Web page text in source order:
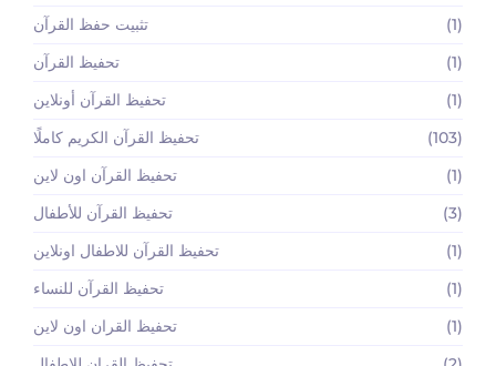
تثبيت حفظ القرآن
(1)
تحفيظ القرآن
(1)
تحفيظ القرآن أونلاين
(1)
تحفيظ القرآن الكريم كاملًا
(103)
تحفيظ القرآن اون لاين
(1)
تحفيظ القرآن للأطفال
(3)
تحفيظ القرآن للاطفال اونلاين
(1)
تحفيظ القرآن للنساء
(1)
تحفيظ القران اون لاين
(1)